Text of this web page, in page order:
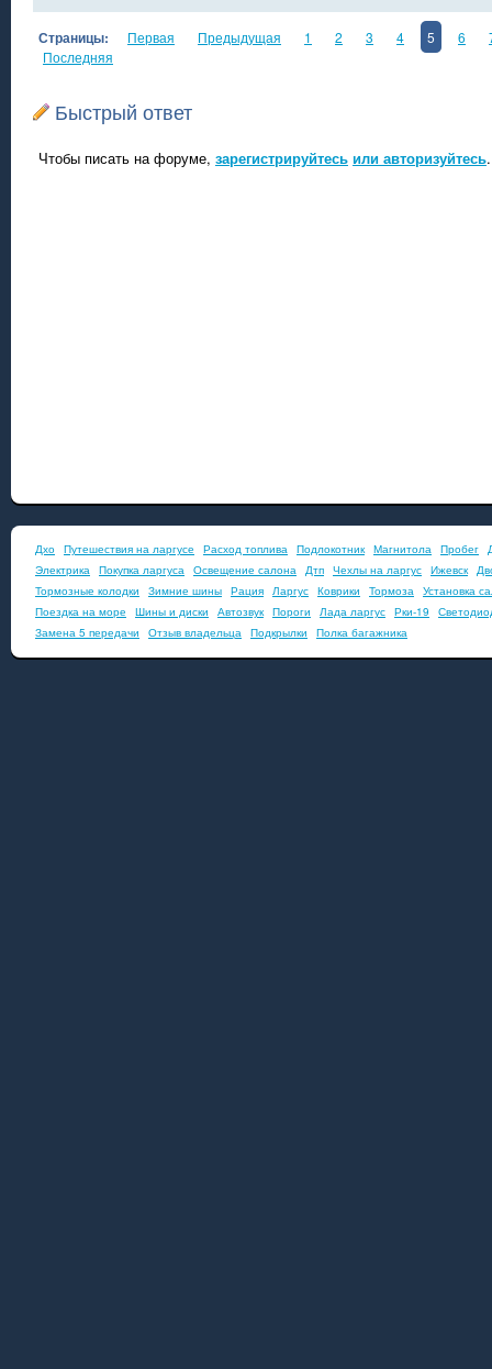
Страницы: Первая Предыдущая 1 2 3 4 5 6
Последняя
Быстрый ответ
Чтобы писать на форуме, зарегистрируйтесь или авторизуйтесь.
Дхо Путешествия на ларгусе Расход топлива Подлокотник Магнитола Пробег
Электрика Покупка ларгуса Освещение салона Дтп Чехлы на ларгус Ижевск
Тормозные колодки
Зимние шины Рация Ларгус Коврики Тормоза Установка
Поездка на море
Шины и диски Автозвук Пороги Лада ларгус Рки-19
Замена 5 передачи
Отзыв владельца Подкрылки Полка багажника